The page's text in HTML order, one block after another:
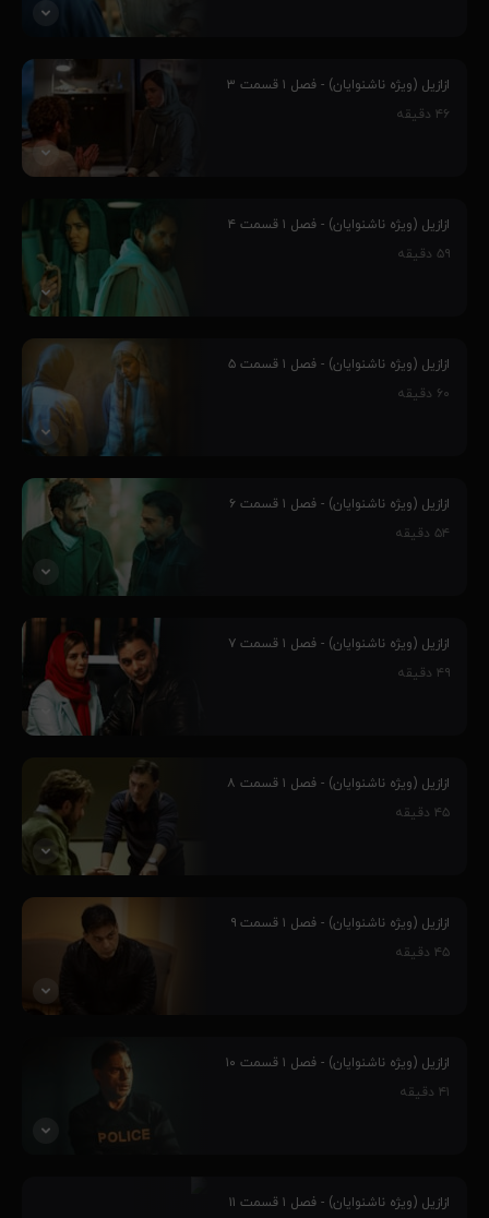
سرگرد شریفی در پی کشف راز گم شدن مرجان، به سرنخ عجیبی دست
پیدا می کند. از سوی دیگر، مهران توسط پلیس تحت بازجویی قرار می
گیرد و...
ازازیل (ویژه ناشنوایان) - فصل ۱ قسمت ۳
۴۶ دقیقه
پلیس با اطلاعات به دست آمده از بازجویی مهران، به محله قدیمی مانی
می رسد. سرگرد شریفی نمی تواند چهره خونی مهگل را از ذهنش پاک کند
و...
ازازیل (ویژه ناشنوایان) - فصل ۱ قسمت ۴
۵۹ دقیقه
شوکا بعد از فهمیدن ماجرای بین مانی و مرجان به سراغ امیر می رود. مانی
عروسک ترسناکی را در وان حمام پیدا می کند و...
ازازیل (ویژه ناشنوایان) - فصل ۱ قسمت ۵
۶۰ دقیقه
کم کم پرده از رازهای شب تولد مانی برداشته می شود. امیر هنوز با
مشکلات روحی خود کنار نیامده است و...
ازازیل (ویژه ناشنوایان) - فصل ۱ قسمت ۶
۵۴ دقیقه
شوکا تلاش می کند مرجان را از نیروی ماورایی که بر او مسلط شده نجات
دهد. از سوی دیگر، مادر سرگرد شریفی رفتارهای عجیب و خطرناکی در
خواب بروز می دهد که...
ازازیل (ویژه ناشنوایان) - فصل ۱ قسمت ۷
۴۹ دقیقه
تحقیقات برای یافتن سرنخی از دختران ناپدیدشده ادامه می یابد. امیر از
ماجرای دزدیده شدن مرجان خبردار می شود و...
ازازیل (ویژه ناشنوایان) - فصل ۱ قسمت ۸
۴۵ دقیقه
مانی برای سالگرد آشنایی با شوکا برنامه ای تدارک می بیند. مهران از
بازداشتگاه آزاد می شود اما پلیس همچنان او را زیر نظر دارد و...
ازازیل (ویژه ناشنوایان) - فصل ۱ قسمت ۹
۴۵ دقیقه
سوی دیگر، مهران با نقشه ای برنامه ریزی شده از زیر نظر پلیس فرار می
کند و...
ازازیل (ویژه ناشنوایان) - فصل ۱ قسمت ۱۰
۴۱ دقیقه
برگزار شود. شوکا نقشه ای برای گمراه کردن پلیس می کشد اما...
ازازیل (ویژه ناشنوایان) - فصل ۱ قسمت ۱۱